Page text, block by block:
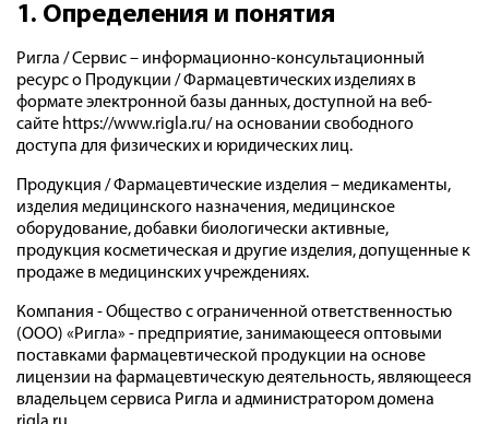
1. Определения и понятия
Ригла / Сервис – информационно-консультационный
ресурс о Продукции / Фармацевтических изделиях в
формате электронной базы данных, доступной на веб-
сайте https://www.rigla.ru/ на основании свободного
доступа для физических и юридических лиц.
Продукция / Фармацевтические изделия – медикаменты,
изделия медицинского назначения, медицинское
оборудование, добавки биологически активные,
продукция косметическая и другие изделия, допущенные к
продаже в медицинских учреждениях.
Компания - Общество с ограниченной ответственностью
(ООО) «Ригла» - предприятие, занимающееся оптовыми
поставками фармацевтической продукции на основе
лицензии на фармацевтическую деятельность, являющееся
владельцем сервиса Ригла и администратором домена